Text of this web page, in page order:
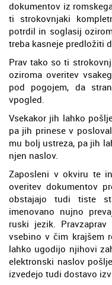
dokumentov iz
ti strokovnjaki
potrdil in soglasij
treba kasneje predložiti
Prav tako so ti
oziroma overitev
pod pogojem, da
vpogled.
Vsekakor jih lahko
pa jih prinese v
mu bolj ustreza, pa jih
njen naslov.
Zaposleni v okviru te
overitev dokumentov
obstajajo tudi tiste
imenovano nujno
ruski jezik.
vsebino v čim krajšem
lahko ugodijo njihovi
elektronski naslov
izvedejo tudi dostavo